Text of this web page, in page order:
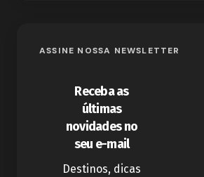
ASSINE NOSSA NEWSLETTER
Receba as
últimas
novidades no
seu e-mail
Destinos, dicas